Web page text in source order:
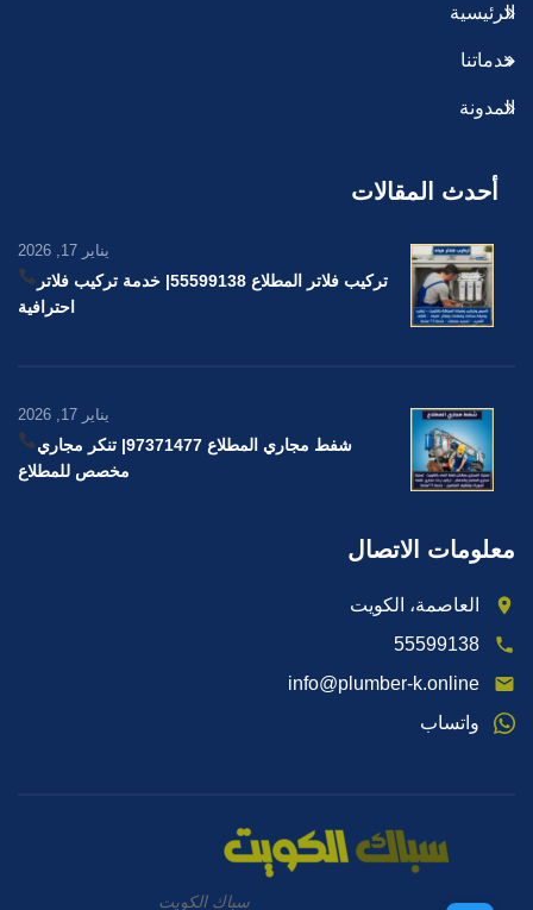
الرئيسية
خدماتنا
المدونة
أحدث المقالات
يناير 17, 2026
تركيب فلاتر المطلاع 55599138
| خدمة تركيب فلاتر
احترافية
يناير 17, 2026
شفط مجاري المطلاع 97371477
| تنكر مجاري
مخصص للمطلاع
معلومات الاتصال
العاصمة، الكويت
55599138
info@plumber-k.online
واتساب
سباك الكويت